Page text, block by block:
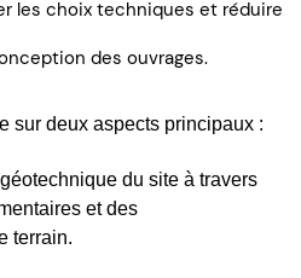
les choix techniques et réduire
des ouvrages.
sur deux aspects principaux :
du site à travers
et des
terrain.